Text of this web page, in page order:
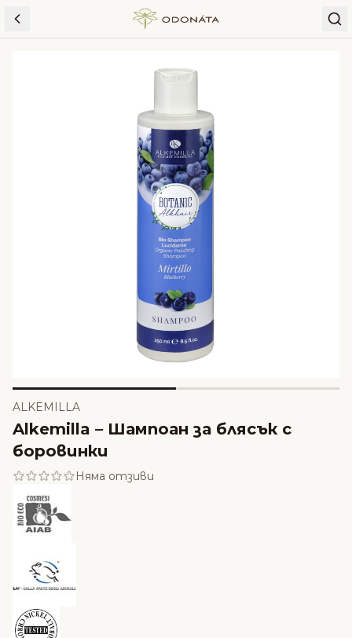
Skip to content
ALKEMILLA
Alkemilla – Шампоан за блясък с
боровинки
Няма отзиви